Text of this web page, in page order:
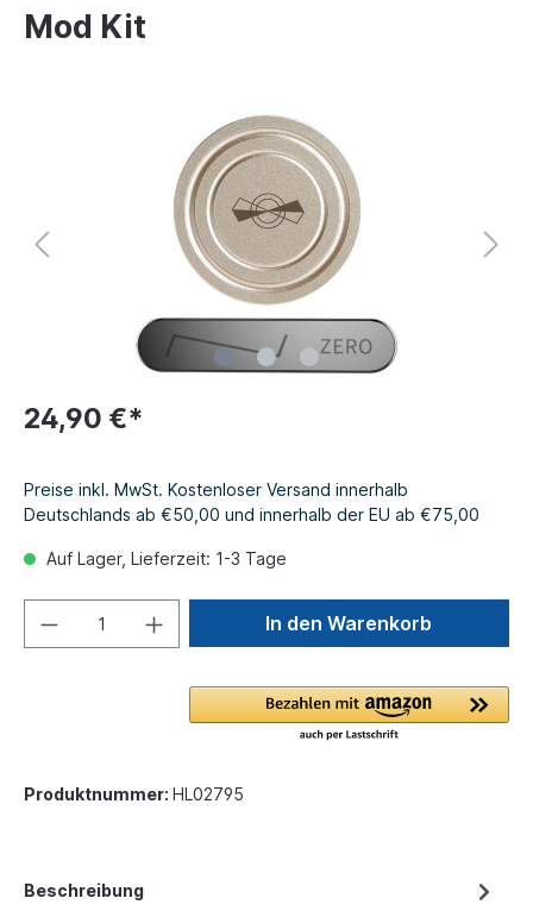
Mod Kit
24,90 €*
Preise inkl. MwSt. Kostenloser Versand innerhalb
Deutschlands ab €50,00 und innerhalb der EU ab €75,00
Auf Lager, Lieferzeit: 1-3 Tage
In den Warenkorb
Produktnummer: HL02795
Beschreibung